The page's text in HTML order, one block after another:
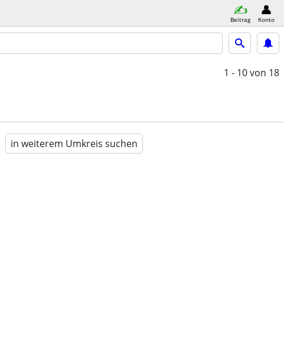
Beitrag Konto
1 - 10von 18
in weiterem Umkreis suchen